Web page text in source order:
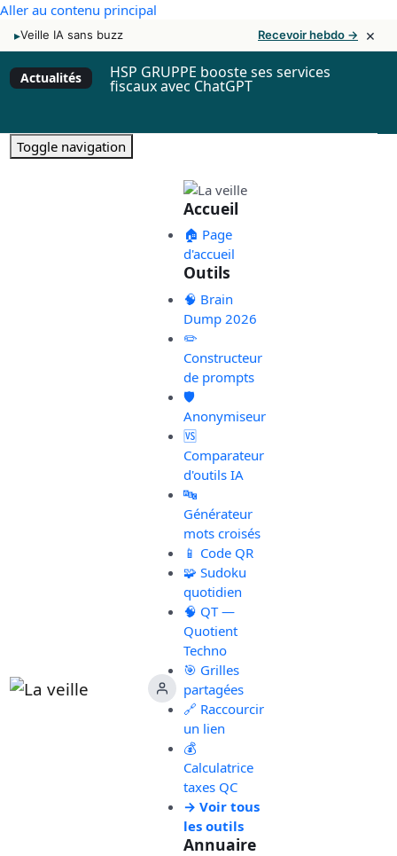
Aller au contenu principal
▸Veille IA sans buzz Recevoir hebdo → ×
Actualités HSP GRUPPE booste ses services
fiscaux avec ChatGPT
Toggle navigation
Accueil
🏠 Page
d'accueil
Outils
🧠 Brain
Dump 2026
✏️
Constructeur
de prompts
🛡️
Anonymiseur
🆚
Comparateur
d'outils IA
🔤
Générateur
mots croisés
📱 Code QR
🧩 Sudoku
quotidien
🧠 QT —
Quotient
Techno
🎯 Grilles
partagées
🔗 Raccourcir
un lien
💰
Calculatrice
taxes QC
→ Voir tous
les outils
Annuaire